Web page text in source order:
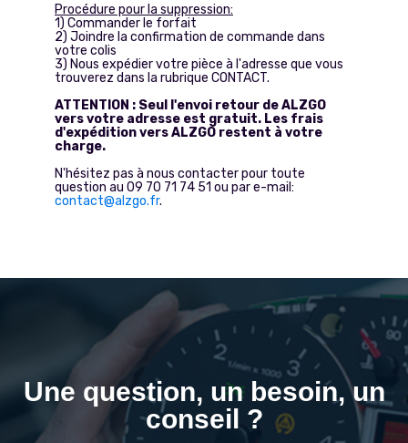
Procédure pour la suppression:
1) Commander le forfait
2) Joindre la confirmation de commande dans
votre colis
3) Nous expédier votre pièce à l'adresse que vous
trouverez dans la rubrique CONTACT.
ATTENTION : Seul l'envoi retour de ALZGO
vers votre adresse est gratuit. Les frais
d'expédition vers ALZGO restent à votre
charge.
N'hésitez pas à nous contacter pour toute
question au 09 70 71 74 51 ou par e-mail:
contact@alzgo.fr.
Une question, un besoin, un
conseil ?